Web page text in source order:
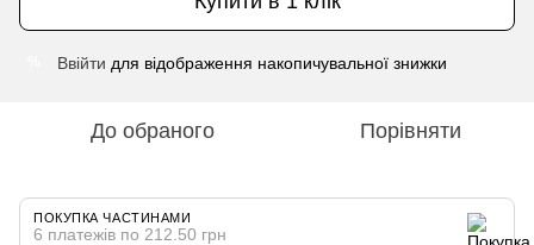
Ввійти для відображення накопичувальної знижки
До обраного Порівняти
ПОКУПКА ЧАСТИНАМИ
6 платежів по 212.50 грн